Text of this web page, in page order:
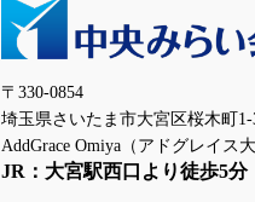
〒330-0854
埼玉県さいたま市大宮区桜木町1-
AddGrace Omiya（アドグレイス
JR：大宮駅西口より徒歩5分